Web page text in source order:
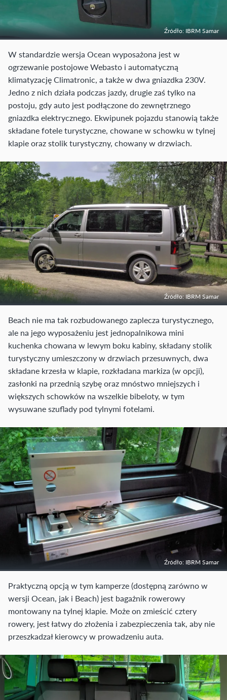
Źródło: IBRM Samar
W standardzie wersja Ocean wyposażona jest w
ogrzewanie postojowe Webasto i automatyczną
klimatyzację Climatronic, a także w dwa gniazdka 230V.
Jedno z nich działa podczas jazdy, drugie zaś tylko na
postoju, gdy auto jest podłączone do zewnętrznego
gniazdka elektrycznego. Ekwipunek pojazdu stanowią także
składane fotele turystyczne, chowane w schowku w tylnej
klapie oraz stolik turystyczny, chowany w drzwiach.
Źródło: IBRM Samar
Beach nie ma tak rozbudowanego zaplecza turystycznego,
ale na jego wyposażeniu jest jednopalnikowa mini
kuchenka chowana w lewym boku kabiny, składany stolik
turystyczny umieszczony w drzwiach przesuwnych, dwa
składane krzesła w klapie, rozkładana markiza (w opcji),
zasłonki na przednią szybę oraz mnóstwo mniejszych i
większych schowków na wszelkie bibeloty, w tym
wysuwane szuflady pod tylnymi fotelami.
Źródło: IBRM Samar
Praktyczną opcją w tym kamperze (dostępną zarówno w
wersji Ocean, jak i Beach) jest bagażnik rowerowy
montowany na tylnej klapie. Może on zmieścić cztery
rowery, jest łatwy do złożenia i zabezpieczenia tak, aby nie
przeszkadzał kierowcy w prowadzeniu auta.